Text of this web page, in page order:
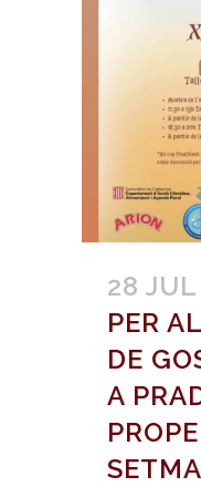
28 JUL
PER
DE
A